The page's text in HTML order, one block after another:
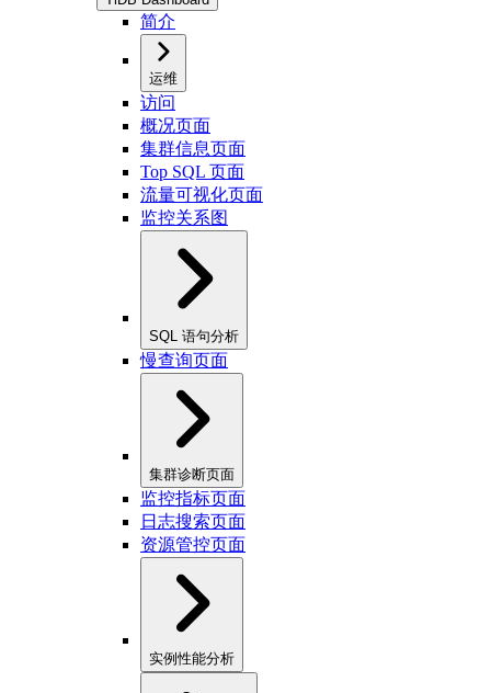
简介
运维
访问
概况页面
集群信息页面
Top SQL 页面
流量可视化页面
监控关系图
SQL 语句分析
慢查询页面
集群诊断页面
监控指标页面
日志搜索页面
资源管控页面
实例性能分析